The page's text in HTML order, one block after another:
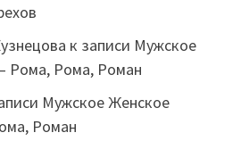
к записи Мужское
Рома, Рома, Роман
Мужское Женское
Роман